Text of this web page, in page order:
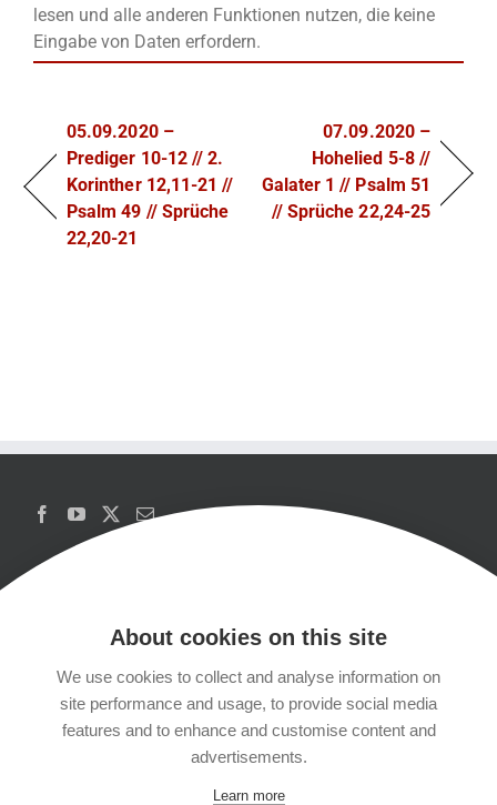
lesen und alle anderen Funktionen nutzen, die keine
Eingabe von Daten erfordern.
05.09.2020 –
Prediger 10-12 // 2.
Korinther 12,11-21 //
Psalm 49 // Sprüche
22,20-21
07.09.2020 –
Hohelied 5-8 //
Galater 1 // Psalm 51
// Sprüche 22,24-25
Copyrights
Datenschutzerklärung
About cookies on this site
We use cookies to collect and analyse information on
site performance and usage, to provide social media
features and to enhance and customise content and
advertisements.
Learn more